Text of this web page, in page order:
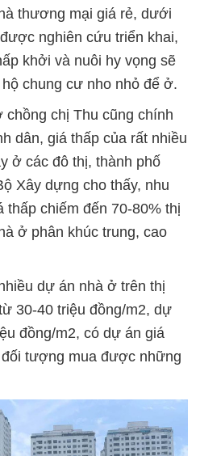
thương mại giá rẻ, dưới
nghiên cứu triển khai,
khởi và nuôi hy vọng sẽ
chung cư nho nhỏ để ở.
chồng chị Thu cũng chính
dân, giá thấp của rất nhiều
ở các đô thị, thành phố
Xây dựng cho thấy, nhu
thấp chiếm đến 70-80% thị
ở phân khúc trung, cao
dự án nhà ở trên thị
30-40 triệu đồng/m2, dự
đồng/m2, có dự án giá
tượng mua được những